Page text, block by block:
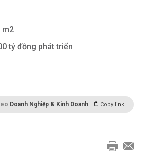
m2
tỷ đồng phát triển
Doanh Nghiệp & Kinh Doanh Copy link